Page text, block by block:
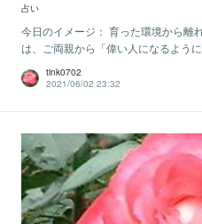
占い
今日のイメージ： 育った環境から離
は、ご両親から「偉い人になるよう
tink0702
2021/06/02 23:32